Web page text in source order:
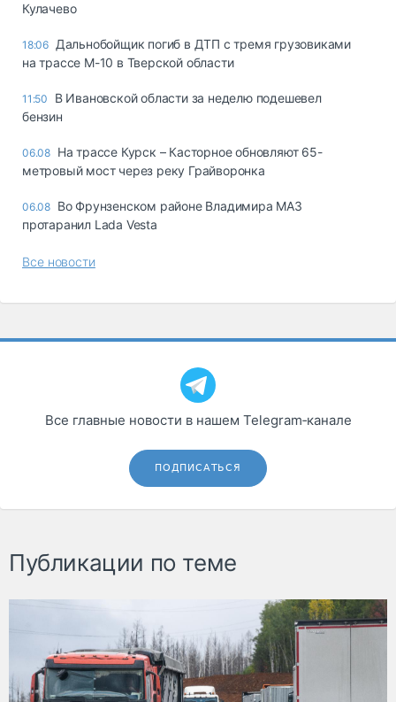
Кулачево
18:06 Дальнобойщик погиб в ДТП с тремя грузовиками
на трассе М-10 в Тверской области
11:50
В Ивановской области за неделю подешевел
бензин
06.08 На трассе Курск – Касторное обновляют 65-
метровый мост через реку Грайворонка
06.08 Во Фрунзенском районе Владимира МАЗ
протаранил Lada Vesta
Все новости
Все главные новости в нашем Telegram‑канале
ПОДПИСАТЬСЯ
Публикации по теме